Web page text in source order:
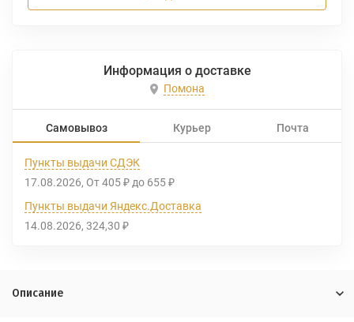
Информация о доставке
Помона
Самовывоз Курьер Почта
Пункты выдачи СДЭК
17.08.2026 От 405 ₽ до 655 ₽
Пункты выдачи Яндекс.Доставка
14.08.2026 324,30 ₽
Описание